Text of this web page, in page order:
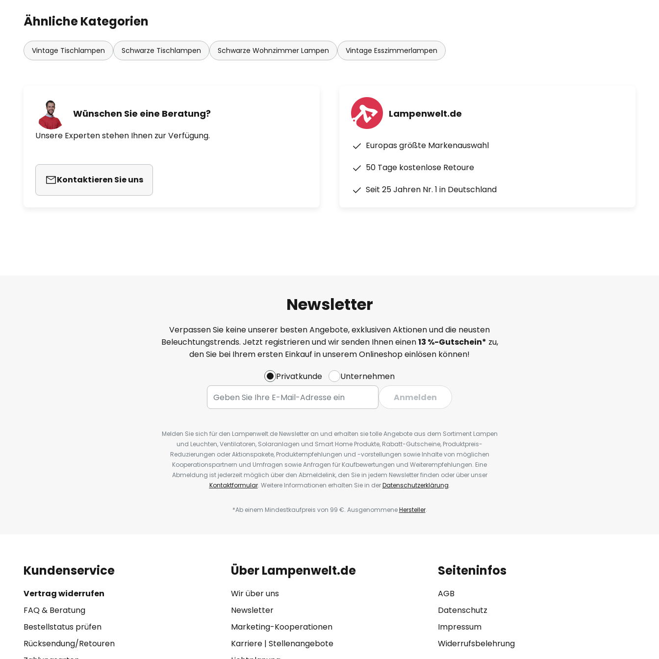
Ähnliche Kategorien
Vintage Tischlampen Schwarze Tischlampen Schwarze Wohnzimmer Lampen Vintage Esszimmerlampen
Wünschen Sie eine Beratung?
Unsere Experten stehen Ihnen zur Verfügung.
Kontaktieren Sie uns
Lampenwelt.de
Europas größte Markenauswahl
50 Tage kostenlose Retoure
Seit 25 Jahren Nr. 1 in Deutschland
Newsletter
Verpassen Sie keine unserer besten Angebote, exklusiven Aktionen und die neusten
Beleuchtungstrends. Jetzt registrieren und wir senden Ihnen einen13 %-Gutschein* zu,
den Sie bei Ihrem ersten Einkauf in unserem Onlineshop einlösen können!
Privatkunde
Unternehmen
Anmelden
Melden Sie sich für den Lampenwelt.de Newsletter an und erhalten sie tolle Angebote aus dem Sortiment Lampen
und Leuchten, Ventilatoren, Solaranlagen und Smart Home Produkte, Rabatt-Gutscheine, Produktpreis-
Reduzierungen oder Aktionspakete, Produktempfehlungen und -vorstellungen sowie Inhalte von möglichen
Kooperationspartnern und Umfragen sowie Anfragen für Kaufbewertungen und Weiterempfehlungen. Eine
Abmeldung ist jederzeit möglich über den Abmeldelink, den Sie in jedem Newsletter finden oder über unser
Kontaktformular. Weitere Informationen erhalten Sie in derDatenschutzerklärung.
*Ab einem Mindestkaufpreis von 99 €. AusgenommeneHersteller.
Kundenservice
Vertrag widerrufen
FAQ & Beratung
Bestellstatus prüfen
Rücksendung/Retouren
Über Lampenwelt.de
Wir über uns
Newsletter
Marketing-Kooperationen
Karriere| Stellenangebote
Seiteninfos
AGB
Datenschutz
Impressum
Widerrufsbelehrung